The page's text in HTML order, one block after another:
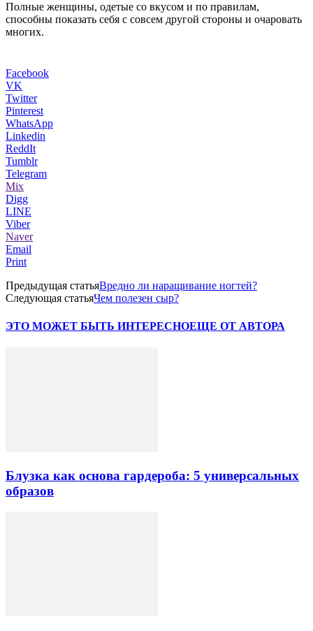
Полные женщины, одетые со вкусом и по правилам,
способны показать себя с совсем другой стороны и очаровать
многих.
Facebook
VK
Twitter
Pinterest
WhatsApp
Linkedin
ReddIt
Tumblr
Telegram
Mix
Digg
LINE
Viber
Naver
Email
Print
Предыдущая статьяВредно ли наращивание ногтей?
Следующая статьяЧем полезен сыр?
ЭТО МОЖЕТ БЫТЬ ИНТЕРЕСНОЕЩЕ ОТ АВТОРА
Блузка как основа гардероба: 5 универсальных
образов